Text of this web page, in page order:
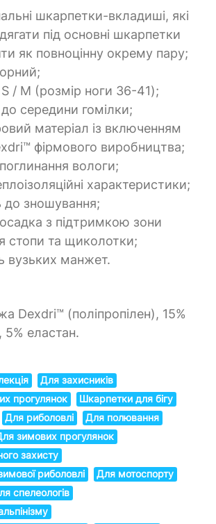
шкарпетки-вкладиші, які
під основні шкарпетки
як повноцінну окрему пару;
/ M (розмір ноги 36-41);
середини гомілки;
матеріал із включенням
фірмового виробництва;
вологи;
характеристики;
до зношування;
з підтримкою зони
стопи та щиколотки;
вузьких манжет.
Dexdri™ (поліпропілен), 15%
5% еластан.
Для захисників
прогулянок
Шкарпетки для бігу
Для риболовлі
Для полювання
зимових прогулянок
захисту
риболовлі
Для мотоспорту
спелеологів